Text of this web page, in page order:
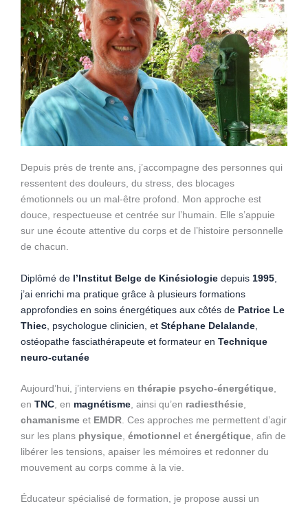
Depuis près de trente ans, j’accompagne des personnes qui
ressentent des douleurs, du stress, des blocages
émotionnels ou un mal-être profond. Mon approche est
douce, respectueuse et centrée sur l’humain. Elle s’appuie
sur une écoute attentive du corps et de l’histoire personnelle
de chacun.
Diplômé de l’Institut Belge de Kinésiologie depuis 1995
j’ai enrichi ma pratique grâce à plusieurs formations
approfondies en soins énergétiques aux côtés de Patrice Le
Thiec , psychologue clinicien, et Stéphane Delalande
ostéopathe fasciathérapeute et formateur en Technique
neuro-cutanée
Aujourd’hui, j’interviens en thérapie psycho-énergétique
en TNC , en magnétisme , ainsi qu’en radiesthésie
chamanisme et EMDR . Ces approches me permettent d’agir
sur les plans physique émotionnel et énergétique , afin de
libérer les tensions, apaiser les mémoires et redonner du
mouvement au corps comme à la vie.
Éducateur spécialisé de formation, je propose aussi un